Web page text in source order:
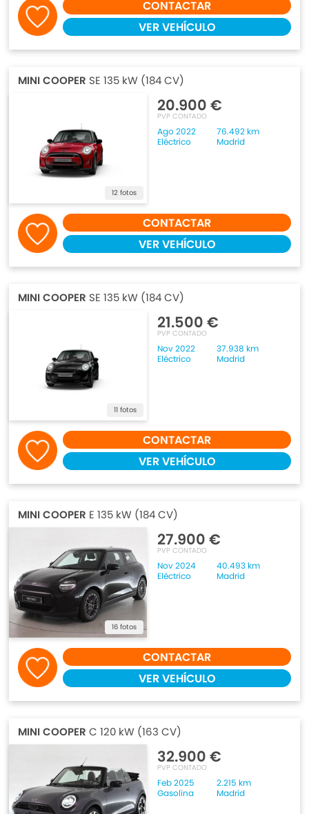
CONTACTAR
VER VEHÍCULO
MINI COOPER SE 135 kW (184 CV)
12 fotos
20.900 €
PVP CONTADO
Ago 2022
76.492 km
Eléctrico
Madrid
CONTACTAR
VER VEHÍCULO
MINI COOPER SE 135 kW (184 CV)
11 fotos
21.500 €
PVP CONTADO
Nov 2022
37.938 km
Eléctrico
Madrid
CONTACTAR
VER VEHÍCULO
MINI COOPER E 135 kW (184 CV)
16 fotos
27.900 €
PVP CONTADO
Nov 2024
40.493 km
Eléctrico
Madrid
CONTACTAR
VER VEHÍCULO
MINI COOPER C 120 kW (163 CV)
32.900 €
PVP CONTADO
Feb 2025
2.215 km
Gasolina
Madrid